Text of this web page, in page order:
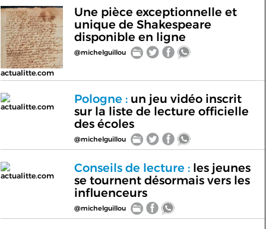
actualitte.com
Une pièce exceptionnelle et
unique de Shakespeare
disponible en ligne
@michelguillou
actualitte.com
Pologne :un jeu vidéo inscrit
sur la liste de lecture officielle
des écoles
@michelguillou
actualitte.com
Conseils de lecture :les jeunes
se tournent désormais vers les
influenceurs
@michelguillou